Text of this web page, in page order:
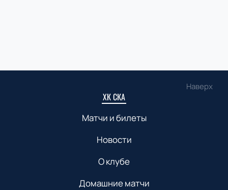
Наверх
ХК СКА
Матчи и билеты
Новости
О клубе
Домашние матчи